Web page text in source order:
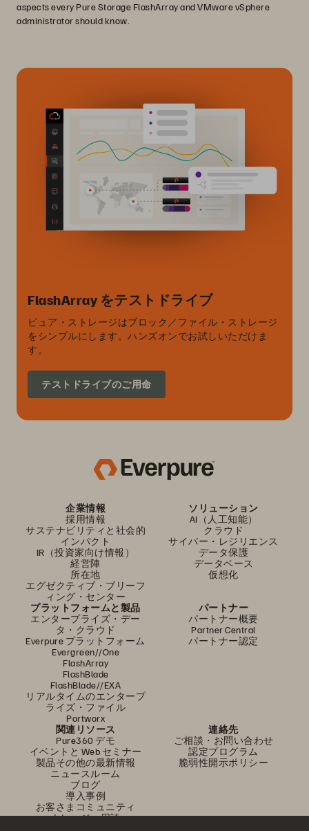
aspects every Pure Storage FlashArray and VMware vSphere
administrator should know.
FlashArray をテストドライブ
ピュア・ストレージはブロック／ファイル・ストレージ
をシンプルにします。ハンズオンでお試しいただけま
す。
テストドライブのご用命
企業情報
採用情報
サステナビリティと社会的
インパクト
IR（投資家向け情報）
経営陣
所在地
エグゼクティブ・ブリーフ
ィング・センター
ソリューション
AI（人工知能）
クラウド
サイバー・レジリエンス
データ保護
データベース
仮想化
プラットフォームと製品
エンタープライズ・デー
タ・クラウド
Everpure プラットフォーム
Evergreen//One
FlashArray
FlashBlade
FlashBlade//EXA
リアルタイムのエンタープ
ライズ・ファイル
Portworx
パートナー
パートナー概要
Partner Central
パートナー認定
関連リソース
Pure360 デモ
イベントと Web セミナー
製品その他の最新情報
ニュースルーム
ブログ
導入事例
お客さまコミュニティ
ナレッジ・用語
連絡先
ご相談・お問い合わせ
認定プログラム
脆弱性開示ポリシー